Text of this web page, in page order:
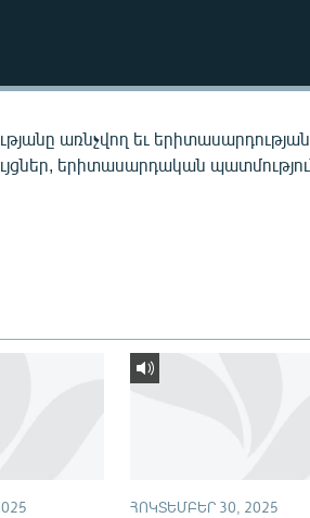
առնչվող եւ
երիտասարդական
ՀՈԿՏԵՄԲԵՐ 30, 2025